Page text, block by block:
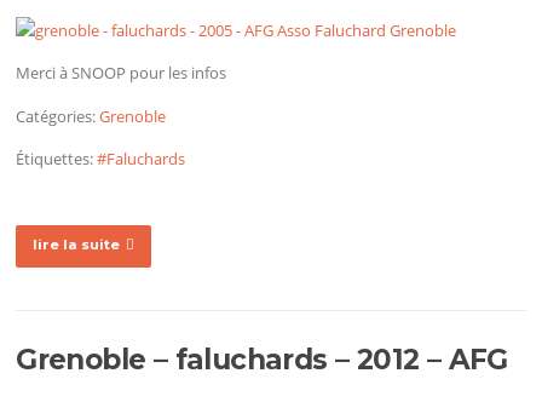
Merci à SNOOP pour les infos
Catégories:Grenoble
Étiquettes:#Faluchards
lire la suite
Grenoble – faluchards – 2012 – AFG